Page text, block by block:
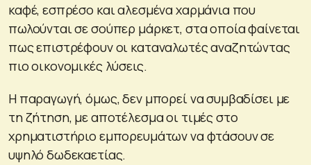
καφέ, εσπρέσο και αλεσμένα χαρμάνια που
πωλούνται σε σούπερ μάρκετ, στα οποία φαίνεται
πως επιστρέφουν οι καταναλωτές αναζητώντας
πιο οικονομικές λύσεις.
Η παραγωγή, όμως, δεν μπορεί να συμβαδίσει με
τη ζήτηση, με αποτέλεσμα οι τιμές στο
χρηματιστήριο εμπορευμάτων να φτάσουν σε
υψηλό δωδεκαετίας.